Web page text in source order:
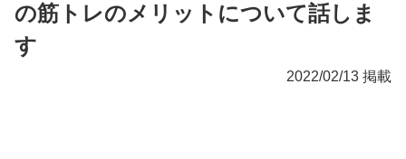
の筋トレのメリットについて話しま
す
2022/02/13 掲載